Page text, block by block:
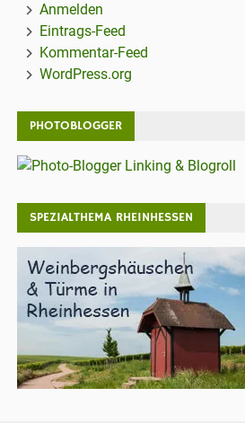
Anmelden
Eintrags-Feed
Kommentar-Feed
WordPress.org
PHOTOBLOGGER
SPEZIALTHEMA RHEINHESSEN